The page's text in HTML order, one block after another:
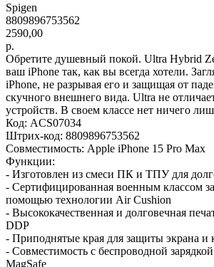
Spigen
8809896753562
2590,00
р.
Обретите душевный покой. Ultra Hybrid
ваш iPhone так, как вы всегда хотели.
iPhone, не разрывая его и защищая от
скучного внешнего вида. Ultra не
устройств. В своем классе нет ничего
Код: ACS07034
Штрих-код: 8809896753562
Совместимость: Apple iPhone 15 Pro Max
Функции:
- Изготовлен из смеси ПК и ТПУ для
- Сертифицированная военным классом
помощью технологии Air Cushion
- Высококачественная и долговечная
DDP
- Приподнятые края для защиты экрана и
- Совместимость с беспроводной
MagSafe